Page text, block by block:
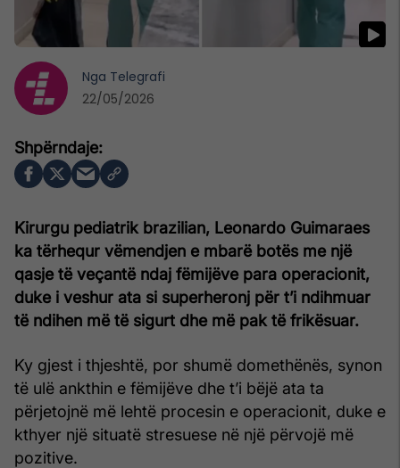
Kirurgu pediatrik brazilian, Leonardo Guimaraes
ka tërhequr vëmendjen e mbarë botës me një
qasje të veçantë ndaj fëmijëve para operacionit,
duke i veshur ata si superheronj për t’i ndihmuar
të ndihen më të sigurt dhe më pak të frikësuar.
Ky gjest i thjeshtë, por shumë domethënës, synon
të ulë ankthin e fëmijëve dhe t’i bëjë ata ta
përjetojnë më lehtë procesin e operacionit, duke e
kthyer një situatë stresuese në një përvojë më
pozitive.
Nga Telegrafi
22/05/2026